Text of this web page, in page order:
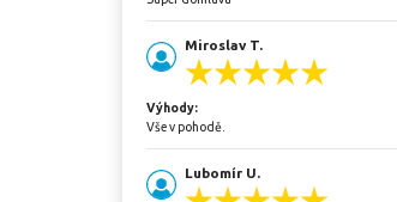
Miroslav T.
Výhody:
Vše v pohodě.
Lubomír U.